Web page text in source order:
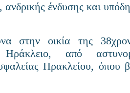
ανδρικής ένδυσης και
στην οικία της
από
Ηρακλείου, όπου